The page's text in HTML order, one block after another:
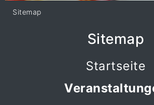
Sitemap
Sitemap
Startseite